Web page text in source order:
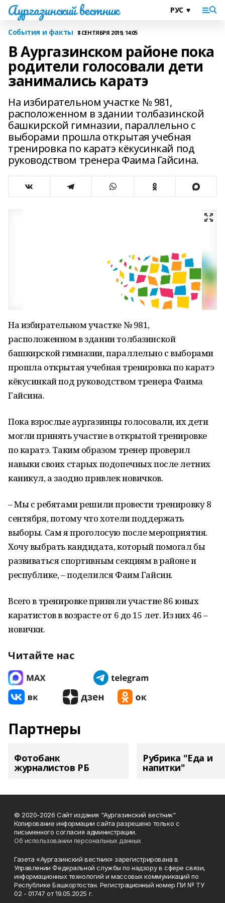
Аургазинский вестник
События и факты 8 СЕНТЯБРЯ 2019, 14:05
В Аургазинском районе пока
родители голосовали дети
занимались каратэ
На избирательном участке № 981,
расположенном в здании толбазинской
башкирской гимназии, параллельно с
выборами прошла открытая учебная
тренировка по каратэ кёкусинкай под
руководством тренера Фаима Гайсина.
На избирательном участке № 981,
расположенном в здании толбазинской
башкирской гимназии, параллельно с выборами
прошла открытая учебная тренировка по каратэ
кёкусинкай под руководством тренера Фаима
Гайсина.
Пока взрослые аургазинцы голосовали, их дети
могли принять участие в открытой тренировке
по каратэ. Таким образом тренер проверил
навыки своих старых подопечных после летних
каникул, а заодно привлек новичков.
– Мы с ребятами решили провести тренировку 8
сентября, потому что хотели поддержать
выборы. Сам я проголосую после мероприятия.
Хочу выбрать кандидата, который помогал бы
развиваться спортивным секциям в районе и
республике, – поделился Фаим Гайсин.
Всего в тренировке приняли участие 86 юных
каратистов в возрасте от 6 до 15 лет. Из них 46 –
новички.
Читайте нас
Партнеры
Фотобанк
журналистов РБ
Рубрика "Еда и
напитки"
© 2020-2026 Сайт издания "Аургазинский вестник"
Копирование информации сайта разрешено только с
письменного согласия администрации.
Об использовании персональных данных
Газета «Аургазинский вестник» зарегистрирована в
Управлении Федеральной службы по надзору в сфере связи,
информационных технологий и массовых коммуникаций по
Республике Башкортостан. Регистрационный номер ПИ № ТУ
02 - 01747 от 19.05.2025 г.